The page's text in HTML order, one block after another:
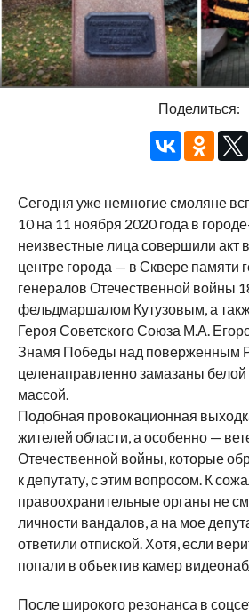
Поделиться:
Сегодня уже немногие смоляне
10 на 11 ноября 2020 года в
неизвестные лица совершили акт
центре города — в Сквере памяти
генералов Отечественной войны
фельдмаршалом Кутузовым, а
Героя Советского Союза М.А.
Знамя Победы над поверженным
целенаправленно замазаны
массой.
Подобная провокационная
жителей области, а особенно —
Отечественной войны, которые
к депутату, с этим вопросом. К
правоохранительные органы не
личности вандалов, а на мое
ответили отпиской. Хотя, если
попали в объектив камер
После широкого резонанса в